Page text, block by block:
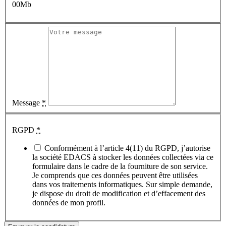
00Mb
Message *
RGPD *
Conformément à l’article 4(11) du RGPD, j’autorise
la société EDACS à stocker les données collectées via ce
formulaire dans le cadre de la fourniture de son service.
Je comprends que ces données peuvent être utilisées
dans vos traitements informatiques. Sur simple demande,
je dispose du droit de modification et d’effacement des
données de mon profil.